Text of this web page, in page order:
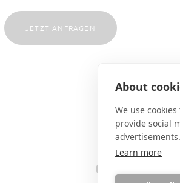
JETZT ANFRAGEN
About
We use
provide social
advertisements.
Learn more